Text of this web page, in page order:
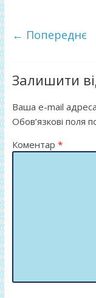
b
o
k
er л
т
и
← Попереднє
Залишити
Ваша e-mail
Обов’язкові поля
Коментар *